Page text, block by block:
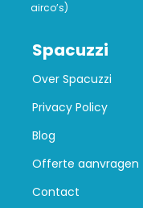
airco’s)
Spacuzzi
Over Spacuzzi
Privacy Policy
Blog
Offerte aanvragen
Contact